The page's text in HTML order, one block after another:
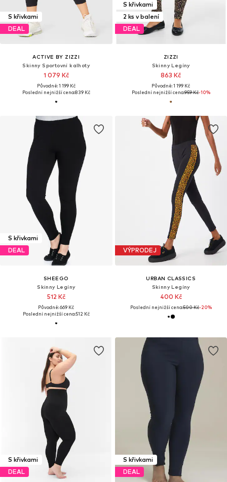
S křivkami
DEAL
ACTIVE BY ZIZZI
Skinny Sportovní kalhoty
1 079 Kč
Původně: 1 199 Kč
Poslední nejnižší cena:839 Kč
S křivkami
2 ks v balení
DEAL
ZIZZI
Skinny Legíny
863 Kč
Původně: 1 199 Kč
Poslední nejnižší cena:959 Kč-10%
S křivkami
DEAL
SHEEGO
Skinny Legíny
512 Kč
Původně: 669 Kč
Poslední nejnižší cena:512 Kč
VÝPRODEJ
URBAN CLASSICS
Skinny Legíny
400 Kč
Poslední nejnižší cena:500 Kč-20%
S křivkami
DEAL
S křivkami
DEAL